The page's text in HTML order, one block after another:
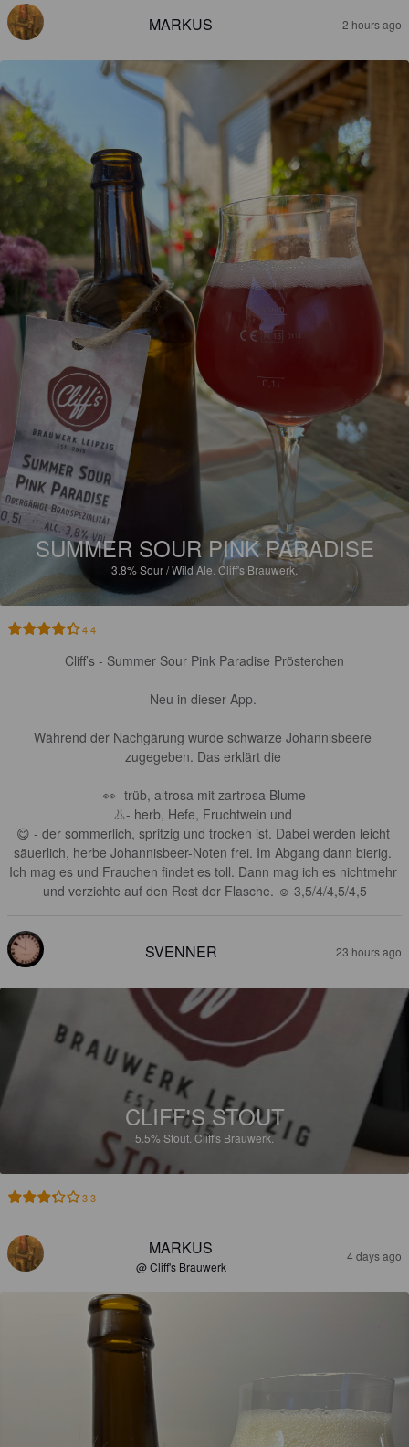
MARKUS 2 hours ago
SUMMER SOUR PINK PARADISE
3.8%Sour / Wild Ale. Cliff's Brauwerk.
4.4
Cliff’s - Summer Sour Pink Paradise Prösterchen
Neu in dieser App.
Während der Nachgärung wurde schwarze Johannisbeere
zugegeben. Das erklärt die
👀- trüb, altrosa mit zartrosa Blume
👃- herb, Hefe, Fruchtwein und
😋 - der sommerlich, spritzig und trocken ist. Dabei werden leicht
säuerlich, herbe Johannisbeer-Noten frei. Im Abgang dann bierig.
Ich mag es und Frauchen findet es toll. Dann mag ich es nichtmehr
und verzichte auf den Rest der Flasche. ☺️ 3,5/4/4,5/4,5
SVENNER 23 hours ago
CLIFF'S STOUT
5.5% Stout. Cliff's Brauwerk.
3.3
MARKUS
@ Cliff's Brauwerk
4 days ago